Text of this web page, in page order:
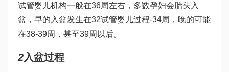
试管婴儿机构一般在36周左右，多数孕妇会胎头入
盆，早的入盆发生在32试管婴儿过程-34周，晚的可能
在38-39周，甚至39周以后。
2入盆过程